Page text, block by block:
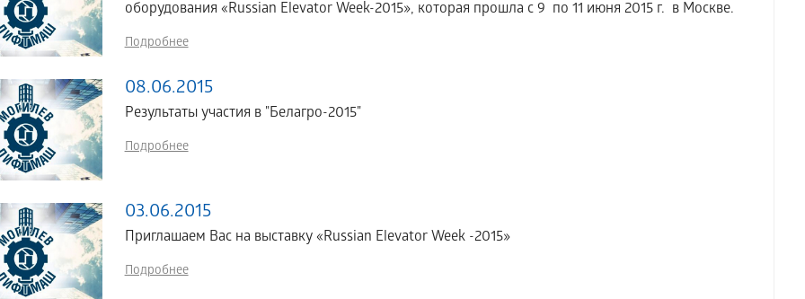
оборудования «Russian Elevator Week-2015», которая прошла с 9 по 11 июня 2015 г. в Москве.
Подробнее
08.06.2015
Результаты участия в "Белагро-2015"
Подробнее
03.06.2015
Приглашаем Вас на выставку «Russian Elevator Week -2015»
Подробнее